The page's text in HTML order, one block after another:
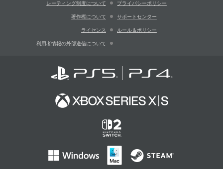
レーティング制度について プライバシーポリシー
著作権について サポートセンター
ライセンス ルール＆ポリシー
利用者情報の外部送信について